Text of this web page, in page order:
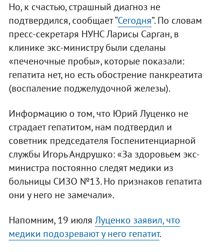
Но, к счастью, страшный диагноз не
подтвердился, сообщает “Сегодня”. По словам
пресс-секретаря НУНС Ларисы Сарган, в
клинике экс-министру были сделаны
«печеночные пробы», которые показали:
гепатита нет, но есть обострение панкреатита
(воспаление поджелудочной железы).
Информацию о том, что Юрий Луценко не
страдает гепатитом, нам подтвердил и
советник председателя Госпенитенциарной
службы Игорь Андрушко: «За здоровьем экс-
министра постоянно следят медики из
больницы СИЗО №13. Но признаков гепатита
они у него не замечали».
Напомним, 19 июля Луценко заявил, что
медики подозревают у него гепатит.